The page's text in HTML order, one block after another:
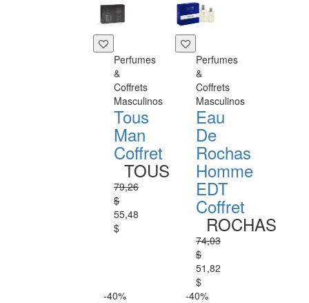
Perfumes
&
Coffrets
Masculinos
Tous
Man
Coffret
TOUS
79,26
$
55,48
$
Perfumes
&
Coffrets
Masculinos
Eau
De
Rochas
Homme
EDT
Coffret
ROCHAS
74,03
$
51,82
$
-40%
-40%